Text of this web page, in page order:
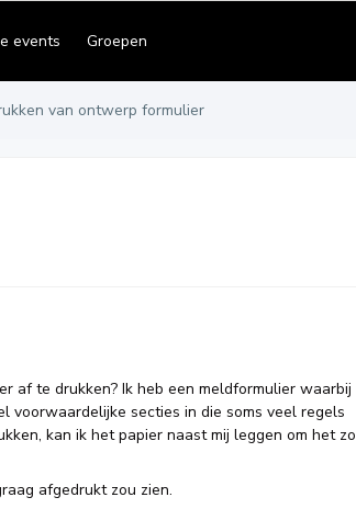
events Groepen
van ontwerp formulier
af te drukken? Ik heb een meldformulier waarbij
voorwaardelijke secties in die soms veel regels
kan ik het papier naast mij leggen om het zo
afgedrukt zou zien.